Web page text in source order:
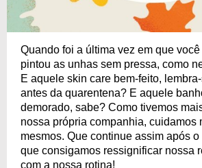
Quando foi a última vez em que
pintou as unhas sem pressa, como
E aquele skin care bem-feito,
antes da quarentena? E aquele
demorado, sabe? Como tivemos
nossa própria companhia, cuidamos
mesmos. Que continue assim após
que consigamos ressignificar nossa
com a nossa rotina!